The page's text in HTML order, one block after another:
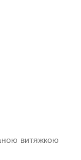
витяжкою